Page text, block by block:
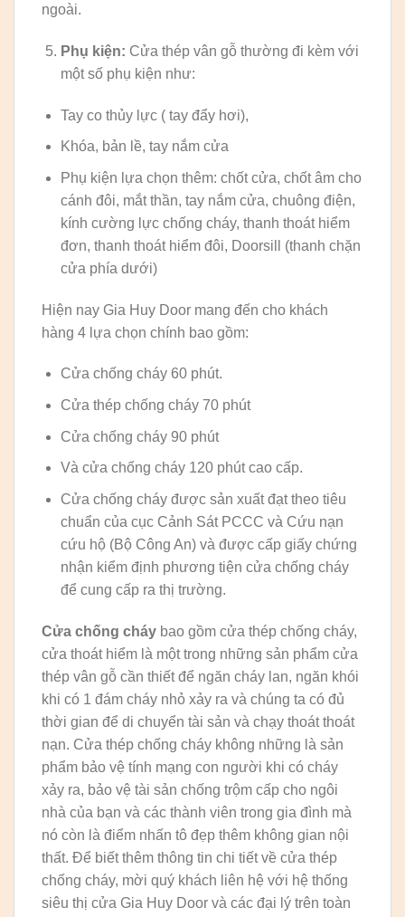
ngoài.
Phụ kiện: Cửa thép vân gỗ thường đi kèm với
một số phụ kiện như:
Tay co thủy lực ( tay đẩy hơi),
Khóa, bản lề, tay nắm cửa
Phụ kiện lựa chọn thêm: chốt cửa, chốt âm cho
cánh đôi, mắt thần, tay nắm cửa, chuông điện,
kính cường lực chống cháy, thanh thoát hiểm
đơn, thanh thoát hiểm đôi, Doorsill (thanh chặn
cửa phía dưới)
Hiện nay Gia Huy Door mang đến cho khách
hàng 4 lựa chọn chính bao gồm:
Cửa chống cháy 60 phút.
Cửa thép chống cháy 70 phút
Cửa chống cháy 90 phút
Và cửa chống cháy 120 phút cao cấp.
Cửa chống cháy được sản xuất đạt theo tiêu
chuẩn của cục Cảnh Sát PCCC và Cứu nạn
cứu hộ (Bộ Công An) và được cấp giấy chứng
nhận kiểm định phương tiện cửa chống cháy
để cung cấp ra thị trường.
Cửa chống cháy bao gồm cửa thép chống cháy,
cửa thoát hiểm là một trong những sản phẩm cửa
thép vân gỗ cần thiết để ngăn cháy lan, ngăn khói
khi có 1 đám cháy nhỏ xảy ra và chúng ta có đủ
thời gian để di chuyển tài sản và chạy thoát thoát
nạn. Cửa thép chống cháy không những là sản
phẩm bảo vệ tính mạng con người khi có cháy
xảy ra, bảo vệ tài sản chống trộm cấp cho ngôi
nhà của bạn và các thành viên trong gia đình mà
nó còn là điểm nhấn tô đẹp thêm không gian nội
thất. Để biết thêm thông tin chi tiết về cửa thép
chống cháy, mời quý khách liên hệ với hệ thống
siêu thị cửa Gia Huy Door và các đại lý trên toàn